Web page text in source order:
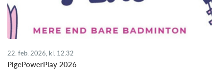
22. feb. 2026, kl. 12.32
PigePowerPlay 2026